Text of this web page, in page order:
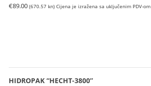
€89.00 (670.57 kn) Cijena je izražena sa uključenim PDV-om
HIDROPAK “HECHT-3800”